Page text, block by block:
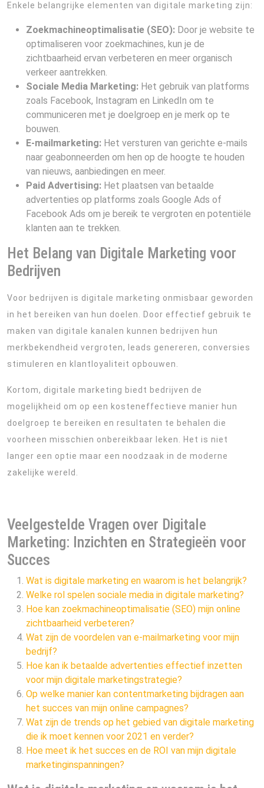
Enkele belangrijke elementen van digitale marketing zijn:
Zoekmachineoptimalisatie (SEO): Door je website te
optimaliseren voor zoekmachines, kun je de
zichtbaarheid ervan verbeteren en meer organisch
verkeer aantrekken.
Sociale Media Marketing: Het gebruik van platforms
zoals Facebook, Instagram en LinkedIn om te
communiceren met je doelgroep en je merk op te
bouwen.
E-mailmarketing: Het versturen van gerichte e-mails
naar geabonneerden om hen op de hoogte te houden
van nieuws, aanbiedingen en meer.
Paid Advertising: Het plaatsen van betaalde
advertenties op platforms zoals Google Ads of
Facebook Ads om je bereik te vergroten en potentiële
klanten aan te trekken.
Het Belang van Digitale Marketing voor
Bedrijven
Voor bedrijven is digitale marketing onmisbaar geworden
in het bereiken van hun doelen. Door effectief gebruik te
maken van digitale kanalen kunnen bedrijven hun
merkbekendheid vergroten, leads genereren, conversies
stimuleren en klantloyaliteit opbouwen.
Kortom, digitale marketing biedt bedrijven de
mogelijkheid om op een kosteneffectieve manier hun
doelgroep te bereiken en resultaten te behalen die
voorheen misschien onbereikbaar leken. Het is niet
langer een optie maar een noodzaak in de moderne
zakelijke wereld.
Veelgestelde Vragen over Digitale
Marketing: Inzichten en Strategieën voor
Succes
Wat is digitale marketing en waarom is het belangrijk?
Welke rol spelen sociale media in digitale marketing?
Hoe kan zoekmachineoptimalisatie (SEO) mijn online
zichtbaarheid verbeteren?
Wat zijn de voordelen van e-mailmarketing voor mijn
bedrijf?
Hoe kan ik betaalde advertenties effectief inzetten
voor mijn digitale marketingstrategie?
Op welke manier kan contentmarketing bijdragen aan
het succes van mijn online campagnes?
Wat zijn de trends op het gebied van digitale marketing
die ik moet kennen voor 2021 en verder?
Hoe meet ik het succes en de ROI van mijn digitale
marketinginspanningen?